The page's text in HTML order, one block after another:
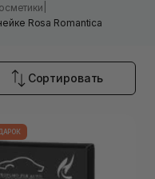
Rosa Romantica
Сортировать